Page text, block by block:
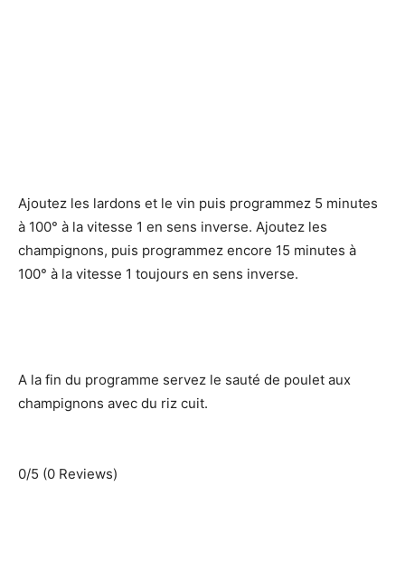
Ajoutez les lardons et le vin puis programmez 5 minutes
à 100° à la vitesse 1 en sens inverse. Ajoutez les
champignons, puis programmez encore 15 minutes à
100° à la vitesse 1 toujours en sens inverse.
A la fin du programme servez le sauté de poulet aux
champignons avec du riz cuit.
0/5 (0 Reviews)